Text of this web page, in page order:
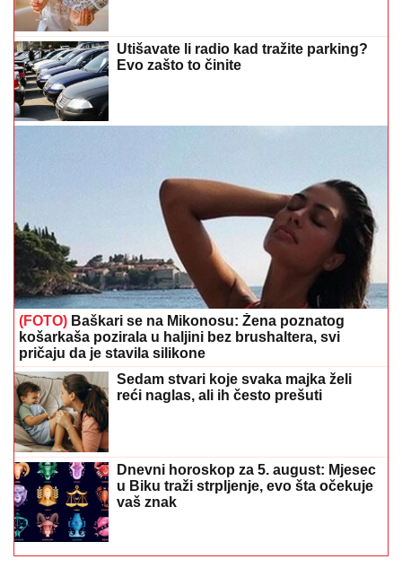
Utišavate li radio kad tražite parking?
Evo zašto to činite
(FOTO) Baškari se na Mikonosu: Žena poznatog
košarkaša pozirala u haljini bez brushaltera, svi
pričaju da je stavila silikone
Sedam stvari koje svaka majka želi
reći naglas, ali ih često prešuti
Dnevni horoskop za 5. august: Mjesec
u Biku traži strpljenje, evo šta očekuje
vaš znak